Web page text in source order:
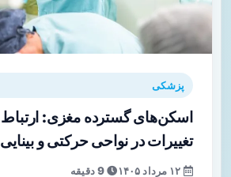
پزشکی
اسکن‌های گسترده مغزی:
تغییرات در نواحی حرکتی و
9 دقیقه